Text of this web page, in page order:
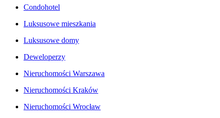
Condohotel
Luksusowe mieszkania
Luksusowe domy
Deweloperzy
Nieruchomości Warszawa
Nieruchomości Kraków
Nieruchomości Wrocław